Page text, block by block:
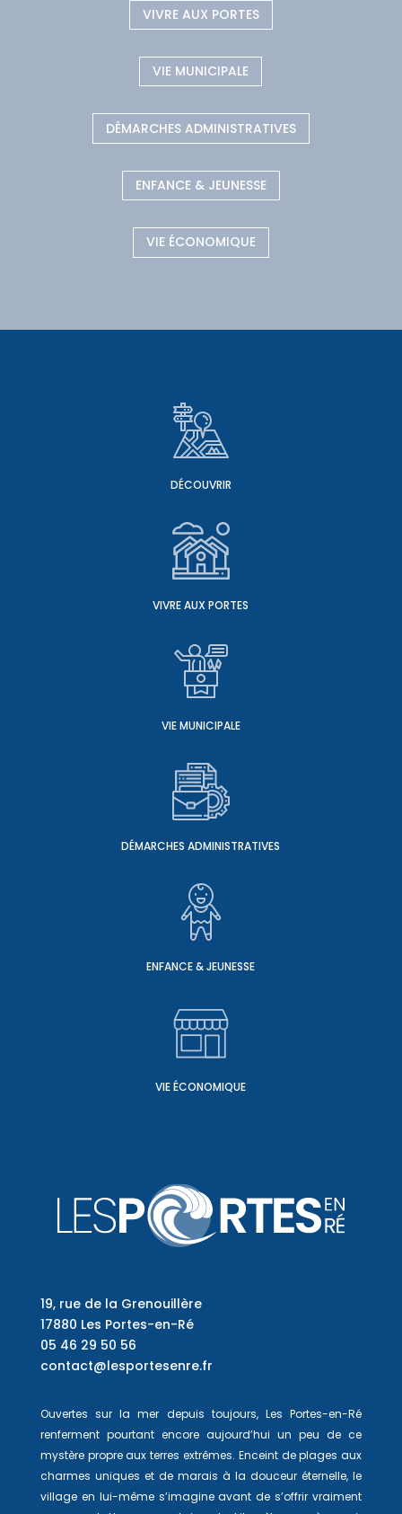
VIVRE AUX PORTES
VIE MUNICIPALE
DÉMARCHES ADMINISTRATIVES
ENFANCE & JEUNESSE
VIE ÉCONOMIQUE
DÉCOUVRIR
VIVRE AUX PORTES
VIE MUNICIPALE
DÉMARCHES ADMINISTRATIVES
ENFANCE & JEUNESSE
VIE ÉCONOMIQUE
19, rue de la Grenouillère
17880 Les Portes-en-Ré
05 46 29 50 56
contact@lesportesenre.fr
Ouvertes sur la mer depuis toujours, Les Portes-en-Ré
renferment pourtant encore aujourd’hui un peu de ce
mystère propre aux terres extrêmes. Enceint de plages aux
charmes uniques et de marais à la douceur éternelle, le
village en lui-même s’imagine avant de s’offrir vraiment